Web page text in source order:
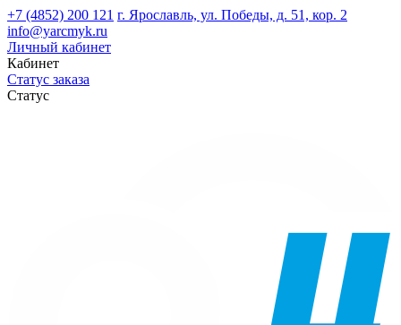
+7 (4852) 200 121 г. Ярославль, ул. Победы, д. 51, кор. 2
info@yarcmyk.ru
Личный кабинет
Кабинет
Статус заказа
Статус